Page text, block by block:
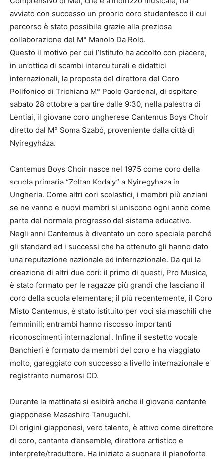
avviato con successo un proprio coro studentesco il cui
percorso è stato possibile grazie alla preziosa
collaborazione del M° Manolo Da Rold.
Questo il motivo per cui l’Istituto ha accolto con piacere,
in un’ottica di scambi interculturali e didattici
internazionali, la proposta del direttore del Coro
Polifonico di Trichiana M° Paolo Gardenal, di ospitare
sabato 28 ottobre a partire dalle 9:30, nella palestra di
Lentiai, il giovane coro ungherese Cantemus Boys Choir
diretto dal M° Soma Szabó, proveniente dalla città di
Nyiregyháza.
Cantemus Boys Choir nasce nel 1975 come coro della
scuola primaria “Zoltan Kodaly” a Nyiregyhaza in
Ungheria. Come altri cori scolastici, i membri più anziani
se ne vanno e nuovi membri si uniscono ogni anno come
parte del normale progresso del sistema educativo.
Negli anni Cantemus è diventato un coro speciale perché
gli standard ed i successi che ha ottenuto gli hanno dato
una reputazione nazionale ed internazionale. Da qui la
creazione di altri due cori: il primo di questi, Pro Musica,
è stato formato per le ragazze più grandi che lasciano il
coro della scuola elementare; il più recentemente, il Coro
Misto Cantemus, è stato istituito per voci sia maschili che
femminili; entrambi hanno riscosso importanti
riconoscimenti internazionali. Infine il sestetto vocale
Banchieri è formato da membri del coro e ha viaggiato
molto, gareggiato con successo a livello internazionale e
registranto numerosi CD.
Durante la mattinata si esibirà anche il giovane cantante
giapponese Masashiro Tanuguchi.
Di origini giapponesi, vero talento, è attivo come direttore
di coro, cantante d’ensemble, direttore artistico e
interprete/traduttore. Ha iniziato a suonare il pianoforte